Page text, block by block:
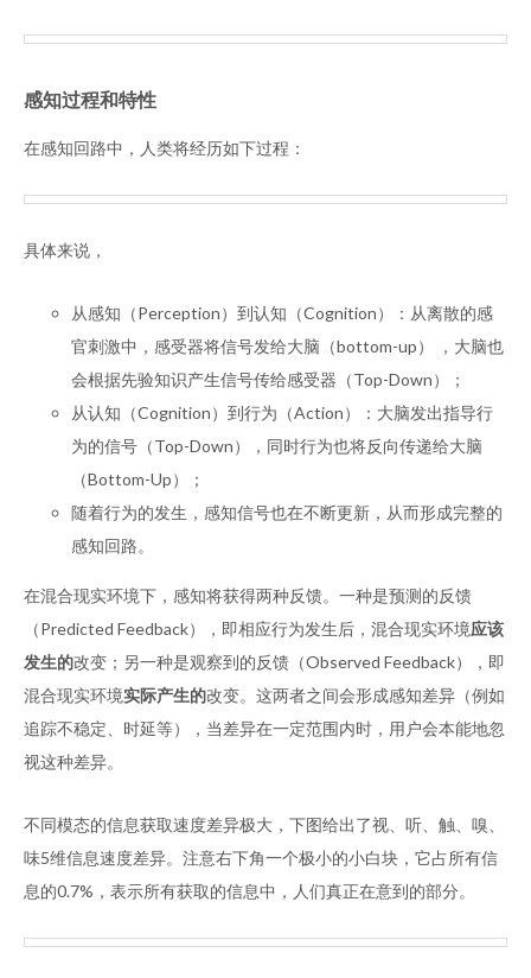
感知过程和特性
在感知回路中，人类将经历如下过程：
具体来说，
从感知（Perception）到认知（Cognition）：从离散的感
官刺激中，感受器将信号发给大脑（bottom-up） ，大脑也
会根据先验知识产生信号传给感受器（Top-Down）；
从认知（Cognition）到行为（Action）：大脑发出指导行
为的信号（Top-Down），同时行为也将反向传递给大脑
（Bottom-Up）；
随着行为的发生，感知信号也在不断更新，从而形成完整的
感知回路。
在混合现实环境下，感知将获得两种反馈。一种是预测的反馈
（Predicted Feedback），即相应行为发生后，混合现实环境应该
发生的改变；另一种是观察到的反馈（Observed Feedback），即
混合现实环境实际产生的改变。这两者之间会形成感知差异（例如
追踪不稳定、时延等），当差异在一定范围内时，用户会本能地忽
视这种差异。
不同模态的信息获取速度差异极大，下图给出了视、听、触、嗅、
味5维信息速度差异。注意右下角一个极小的小白块，它占所有信
息的0.7%，表示所有获取的信息中，人们真正在意到的部分。